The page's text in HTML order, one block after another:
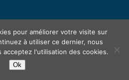
pour améliorer votre visite sur
à utiliser ce dernier, nous
acceptez l'utilisation des cookies.
Ok